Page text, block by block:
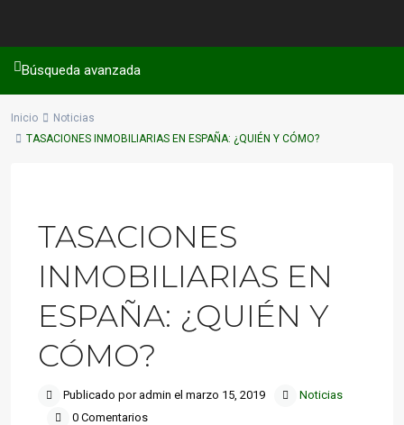
Búsqueda avanzada
Inicio
Noticias
TASACIONES INMOBILIARIAS EN ESPAÑA: ¿QUIÉN Y CÓMO?
TASACIONES
INMOBILIARIAS EN
ESPAÑA: ¿QUIÉN Y
CÓMO?
Publicado por admin el marzo 15, 2019
Noticias
0 Comentarios